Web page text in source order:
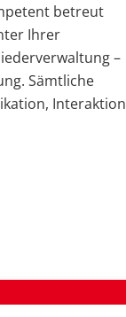
betreut
Ihrer
–
Sämtliche
Interaktion